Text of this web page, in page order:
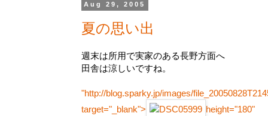
Aug 29, 2005
夏の思い出
週末は所用で実家のある長野方面へ
田舎は涼しいですね。
"http://blog.sparky.jp/images/
target="_blank">
height="180"